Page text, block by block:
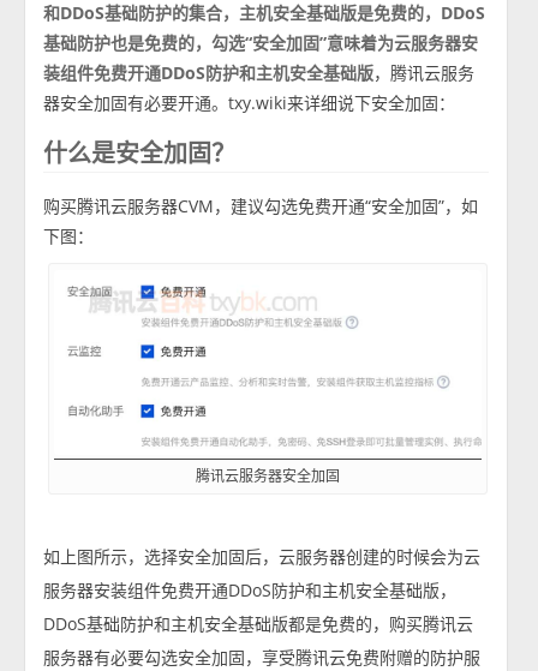
和DDoS基础防护的集合，主机安全基础版是免费的，DDoS
基础防护也是免费的，勾选“安全加固”意味着为云服务器安
装组件免费开通DDoS防护和主机安全基础版，腾讯云服务
器安全加固有必要开通。txy.wiki来详细说下安全加固：
什么是安全加固？
购买腾讯云服务器CVM，建议勾选免费开通“安全加固”，如
下图：
腾讯云服务器安全加固
如上图所示，选择安全加固后，云服务器创建的时候会为云
服务器安装组件免费开通DDoS防护和主机安全基础版，
DDoS基础防护和主机安全基础版都是免费的，购买腾讯云
服务器有必要勾选安全加固，享受腾讯云免费附赠的防护服